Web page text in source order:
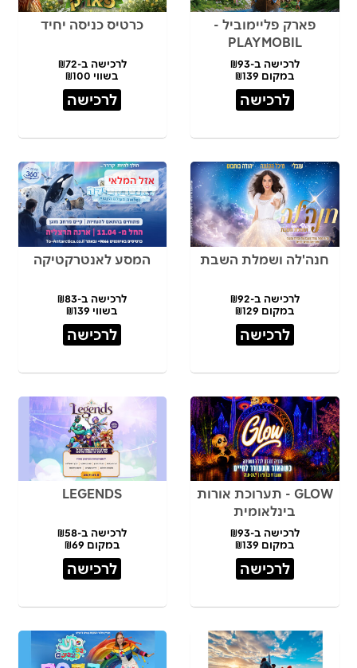
פארק פליימוביל -
PLAYMOBIL
לרכישה ב-₪93
במקום ₪139
לרכישה
כרטיס כניסה יחיד
לרכישה ב-₪72
בשווי ₪100
לרכישה
חנה'לה ושמלת השבת
לרכישה ב-₪92
במקום ₪129
לרכישה
המסע לאנטרקטיקה
לרכישה ב-₪83
בשווי ₪139
לרכישה
אזל המלאי
GLOW - תערוכת אורות
בינלאומית
לרכישה ב-₪93
במקום ₪139
לרכישה
LEGENDS
לרכישה ב-₪58
במקום ₪69
לרכישה